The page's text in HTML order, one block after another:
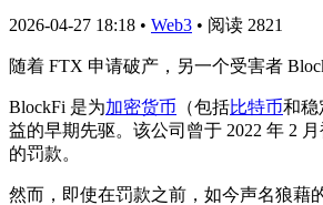
2026-04-27 18:18 • Web3 • 阅读 2821
随着 FTX 申请破产，另一个受害者
BlockFi 是为加密货币 （包括比特币和稳
益的早期先驱。该公司曾于 2022 年 2
的罚款。
然而，即使在罚款之前，如今声名狼藉